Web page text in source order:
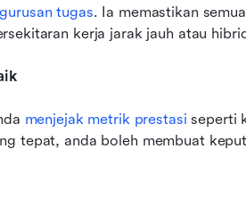
tugas. Ia memastikan
kerja jarak jauh atau
menjejak metrik prestasi seperti
tepat, anda boleh membuat